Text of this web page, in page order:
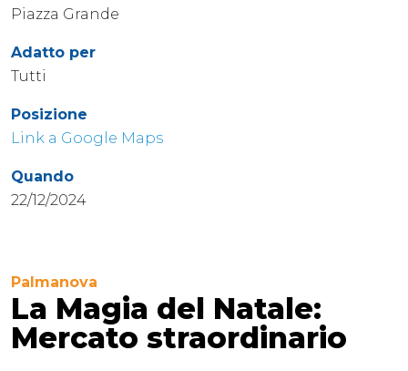
Piazza Grande
Adatto per
Tutti
Posizione
Link a Google Maps
Quando
22/12/2024
Palmanova
La Magia del Natale:
Mercato straordinario